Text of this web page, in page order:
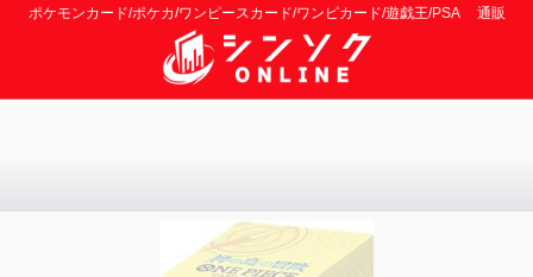
ポケモンカード/ポケカ/ワンピースカード/ワンピカード/遊戯王/PSA 通販